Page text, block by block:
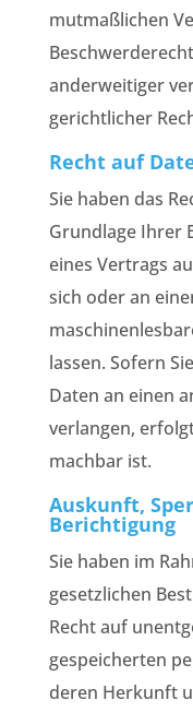
mutmaßlichen
anderweitiger
gerichtlicher
Recht auf
Sie haben das
Grundlage Ihrer
eines Vertrags
sich oder an
lassen. Sofern
Daten an einen
verlangen,
machbar ist.
Auskunft,
Berichtigung
Sie haben im
gesetzlichen
Recht auf
gespeicherten
deren Herkunft